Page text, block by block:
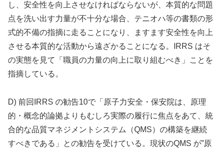
し、安全性を向上させなければならないが、本質的な問題
点を洗い出す力量が不十分な場合、テニオハ等の書類の形
式的不備の指摘に走ることになり、ますます安全性を向上
させる本質的な活動から遠ざかることになる。IRRS はそ
の実態を見て「職員の力量の向上に取り組むべき」ことを
指摘している。
D) 前回IRRS の勧告10で「原子力安全・保安院は、原理
的・概念的論拠よりもむしろ実際の履行に焦点をあて、統
合的な品質マネジメントシステム（QMS）の構築を継続
すべきである」との勧告を受けている。現状のQMS が”原